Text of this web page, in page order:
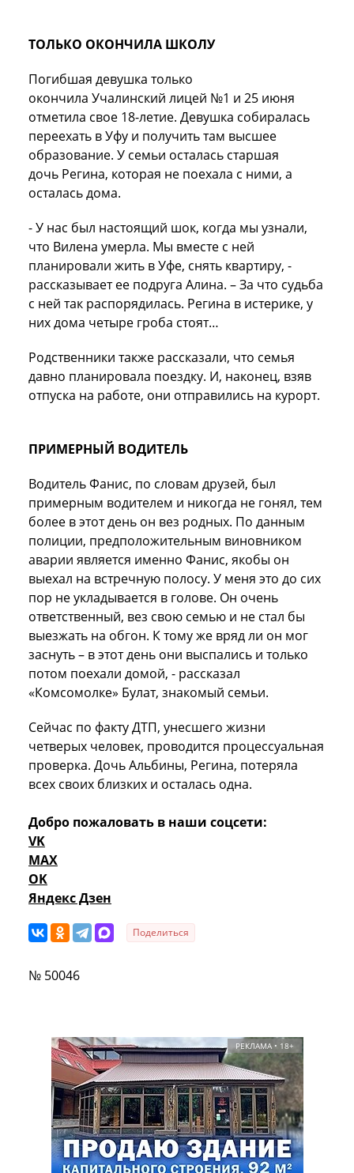
ТОЛЬКО ОКОНЧИЛА ШКОЛУ
Погибшая девушка только
окончила Учалинский лицей №1 и 25 июня
отметила свое 18-летие. Девушка собиралась
переехать вУфу и получить там высшее
образование. У семьи осталась старшая
дочь Регина, которая не поехала с ними, а
осталась дома.
- У нас был настоящий шок, когда мы узнали,
что Вилена умерла. Мы вместе с ней
планировали жить в Уфе, снять квартиру, -
рассказывает ее подруга Алина. – За что судьба
с ней так распорядилась. Регина в истерике, у
них дома четыре гроба стоят…
Родственники также рассказали, что семья
давно планировала поездку. И, наконец, взяв
отпуска на работе, они отправились на курорт.
ПРИМЕРНЫЙ ВОДИТЕЛЬ
Водитель Фанис, по словам друзей, был
примерным водителем и никогда не гонял, тем
более в этот день он вез родных. По данным
полиции, предположительным виновником
аварии является именно Фанис, якобы он
выехал на встречную полосу. У меня это до сих
пор не укладывается в голове. Он очень
ответственный, вез свою семью и не стал бы
выезжать на обгон. К тому же вряд ли он мог
заснуть – в этот день они выспались и только
потом поехали домой, - рассказал
«Комсомолке» Булат, знакомый семьи.
Сейчас по факту ДТП, унесшего жизни
четверых человек, проводится процессуальная
проверка. Дочь Альбины, Регина, потеряла
всех своих близких и осталась одна.
Добро пожаловать в наши соцсети:
VK
MAX
OK
Яндекс Дзен
Поделиться
№ 50046
РЕКЛАМА • 18+